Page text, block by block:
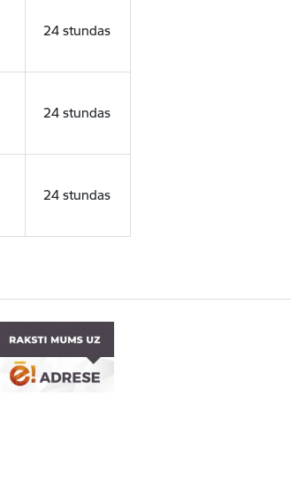
24 stundas
24 stundas
24 stundas